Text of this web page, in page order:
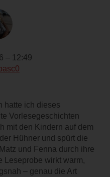
– 12:49
hatte ich dieses
Vorlesegeschichten
mit den Kindern auf dem
Hühner und spürt die
und Fenna durch ihre
Leseprobe wirkt warm,
– genau die Art